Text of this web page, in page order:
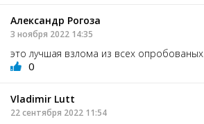
Александр Рогоза
3 ноября 2022 14:35
это лучшая взлома из всех опробованых.
0
Vladimir Lutt
22 сентября 2022 11:54